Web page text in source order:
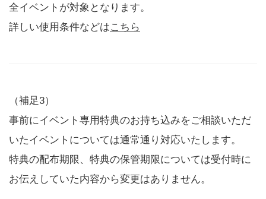
全イベントが対象となります。
詳しい使用条件などはこちら
（補足3）
事前にイベント専用特典のお持ち込みをご相談いただ
いたイベントについては通常通り対応いたします。
特典の配布期限、特典の保管期限については受付時に
お伝えしていた内容から変更はありません。